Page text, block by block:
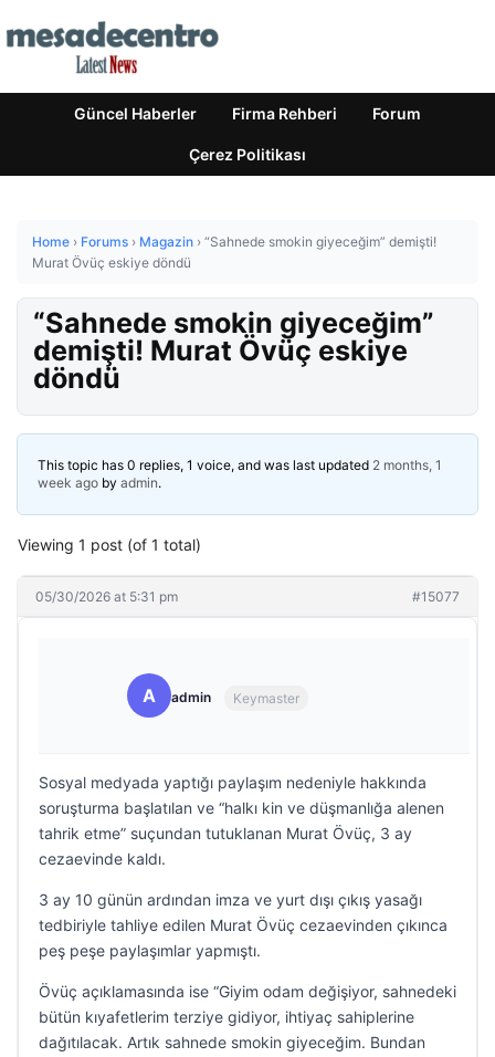
Güncel Haberler Firma Rehberi Forum
Çerez Politikası
Home › Forums › Magazin › “Sahnede smokin giyeceğim” demişti!
Murat Övüç eskiye döndü
“Sahnede smokin giyeceğim”
demişti! Murat Övüç eskiye
döndü
This topic has 0 replies, 1 voice, and was last updated 2 months, 1
week ago by admin.
Viewing 1 post (of 1 total)
05/30/2026 at 5:31 pm #15077
A admin Keymaster
Sosyal medyada yaptığı paylaşım nedeniyle hakkında
soruşturma başlatılan ve “halkı kin ve düşmanlığa alenen
tahrik etme” suçundan tutuklanan Murat Övüç, 3 ay
cezaevinde kaldı.
3 ay 10 günün ardından imza ve yurt dışı çıkış yasağı
tedbiriyle tahliye edilen Murat Övüç cezaevinden çıkınca
peş peşe paylaşımlar yapmıştı.
Övüç açıklamasında ise “Giyim odam değişiyor, sahnedeki
bütün kıyafetlerim terziye gidiyor, ihtiyaç sahiplerine
dağıtılacak. Artık sahnede smokin giyeceğim. Bundan